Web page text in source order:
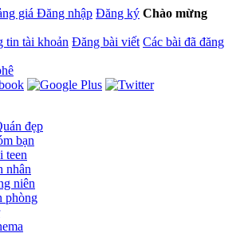
giá Đăng nhập Đăng ký Chào mừng
tin tài khoản Đăng bài viết Các bài đã đăng
đẹp
bạn
teen
nhân
niên
phòng